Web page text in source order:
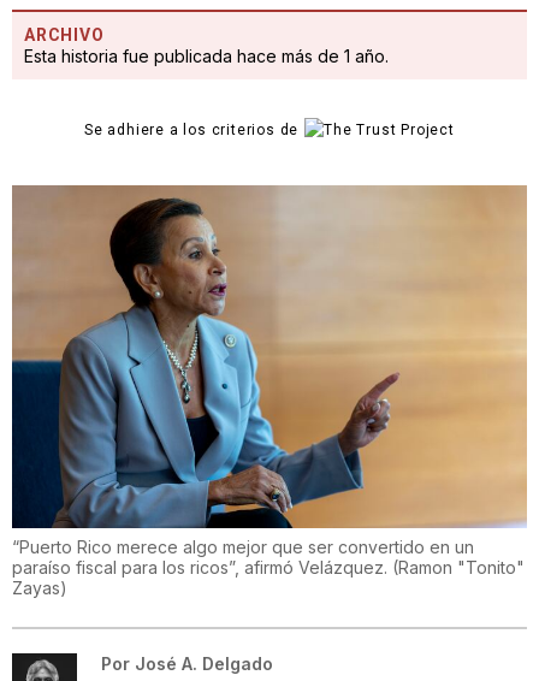
ARCHIVO
Esta historia fue publicada hace más de 1 año.
Se adhiere a los criterios de
“Puerto Rico merece algo mejor que ser convertido en un
paraíso fiscal para los ricos”, afirmó Velázquez. (Ramon "Tonito"
Zayas)
Por José A. Delgado